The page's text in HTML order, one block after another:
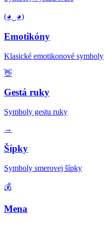
(◕‿◕)
Emotikóny
Klasické emotikonové symboly
👋
Gestá ruky
Symboly gestu ruky
→
Šípky
Symboly smerovej šípky
💰
Mena